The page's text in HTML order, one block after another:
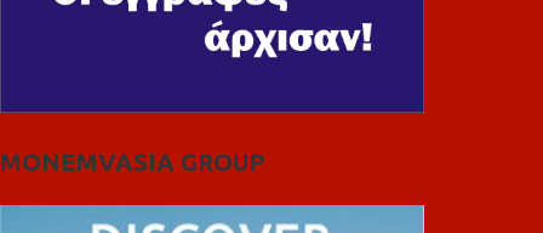
MONEMVASIA GROUP